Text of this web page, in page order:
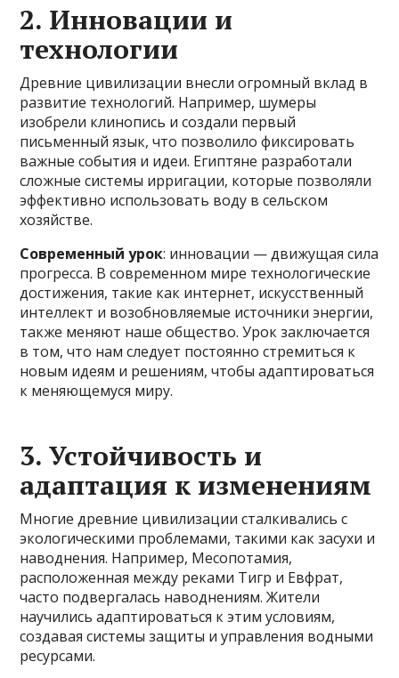
2. Инновации и
технологии
Древние цивилизации внесли огромный вклад в
развитие технологий. Например, шумеры
изобрели клинопись и создали первый
письменный язык, что позволило фиксировать
важные события и идеи. Египтяне разработали
сложные системы ирригации, которые позволяли
эффективно использовать воду в сельском
хозяйстве.
Современный урок: инновации — движущая сила
прогресса. В современном мире технологические
достижения, такие как интернет, искусственный
интеллект и возобновляемые источники энергии,
также меняют наше общество. Урок заключается
в том, что нам следует постоянно стремиться к
новым идеям и решениям, чтобы адаптироваться
к меняющемуся миру.
3. Устойчивость и
адаптация к изменениям
Многие древние цивилизации сталкивались с
экологическими проблемами, такими как засухи и
наводнения. Например, Месопотамия,
расположенная между реками Тигр и Евфрат,
часто подвергалась наводнениям. Жители
научились адаптироваться к этим условиям,
создавая системы защиты и управления водными
ресурсами.